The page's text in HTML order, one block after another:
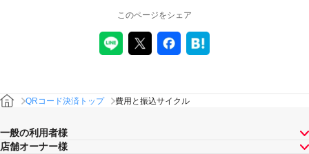
このページをシェア
QRコード決済トップ 費用と振込サイクル
一般の利用者様
店舗オーナー様